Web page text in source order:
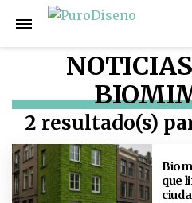
2 resultado(s)
que